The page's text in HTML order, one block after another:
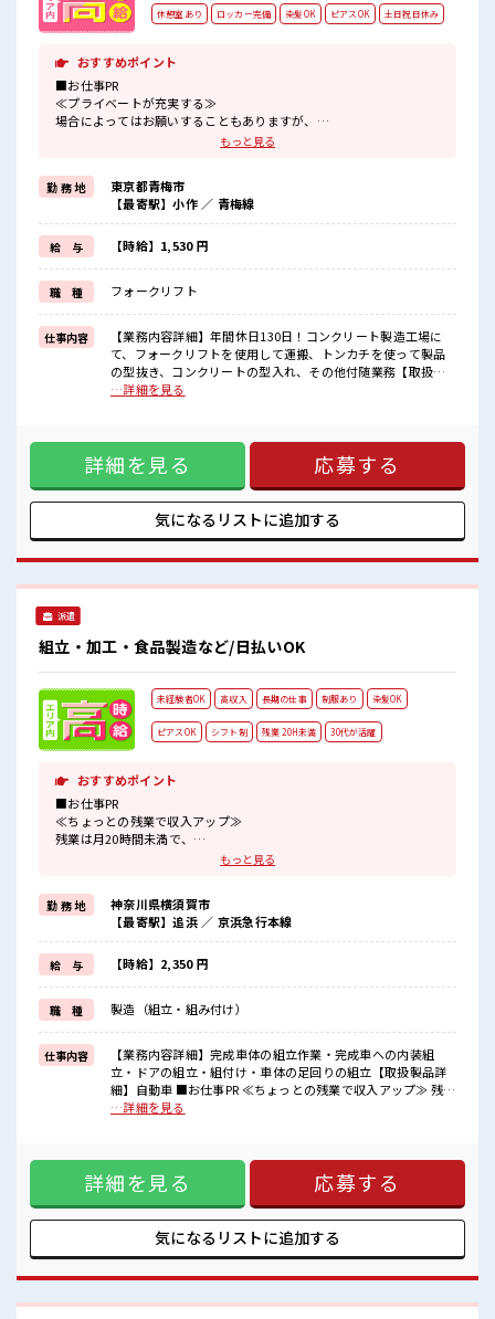
休憩室あり ロッカー完備 染髪OK ピアスOK 土日祝日休み
おすすめポイント
■お仕事PR
≪プライベートが充実する≫
場合によってはお願いすることもありますが、
家族や友人と一緒にプライベート満喫！
≪モチベーションもUP≫
派手過ぎなければ髪型や髪色自由♪
(規定有)制服があると毎日の服選びに悩まずOK♪
≪未経験でも活躍できる≫
新しいことにチャレンジするのは不安だけど、
しっかり働く環境が整っています！
イチからスキルUP・ステップUP目指していきましょう！
≪収入アップを目指せる≫
高時給だらけの派遣のお仕事です！
■職場の雰囲気
髪型・髪色自由♪
休憩室で楽しくランチ♪
時間があれば昼寝もしちゃおう！
高収入もバッチリ目指せますよ！
もっと見る
勤 務 地
東京都青梅市
【最寄駅】小作 ／ 青梅線
給 与 【時給】1,530 円
職 種 フォークリフト
仕事内容
【業務内容詳細】年間休日130日！コンクリート製造工場に
て、フォークリフトを使用して運搬、トンカチを使って製品
の型抜き、コンクリートの型入れ、その他付随業務【取扱製
品情報】コンクリート製品 ■お仕事PR ≪プライベートが充実
ライベート満喫！ ≪モチベーションもUP≫ 派手過ぎなければ
髪型や髪色自由♪ (規定有)制服があると毎日の服選びに悩ま
ずOK♪ ≪未経験でも活躍できる≫ 新しいことにチャレンジ
するのは不安だけど、 しっかり働く環境が整っています！ イ
チからスキルUP・ステップUP目指していきましょう！ ≪収
入アップを目指せる≫ 高時給だらけの派遣のお仕事です！ ■
ら、 モチベーションもUP！ 休憩室で楽しくランチ♪ 時間が
あれば昼寝もしちゃおう！ 高収入もバッチリ目指せますよ！
…詳細を見る
詳細を見る 応募する
気になるリストに追加する
派遣
組立・加工・食品製造など/日払いOK
未経験者OK 高収入 長期の仕事 制服あり 染髪OK
ピアスOK シフト制 残業 20H未満 30代が活躍
おすすめポイント
■お仕事PR
≪ちょっとの残業で収入アップ≫
残業は月20時間未満で、
基本的に髪色自由で明るすぎたり奇抜でなければOKです！
(規定有)制服があると毎日の服選びに悩まずOK♪
≪初めての仕事だけど自分にもできそう≫
新しいことにチャレンジするのは不安だけど、
しっかり働く環境が整っています！
イチからスキルUP・ステップUP目指していきましょう！
≪収入アップを目指せる≫
高時給だらけの派遣のお仕事です！
■職場の雰囲気
髪型にこだわりのあるアナタは必見！
髪型自由な職場！
残業も1日1H程度あるので給料の上乗せも期待できそう！
もっと見る
勤 務 地
神奈川県横須賀市
【最寄駅】追浜 ／ 京浜急行本線
給 与 【時給】2,350 円
職 種 製造（組立・組み付け）
仕事内容
【業務内容詳細】完成車体の組立作業・完成車への内装組
立・ドアの組立・組付け・車体の足回りの組立【取扱製品詳
細】自動車 ■お仕事PR ≪ちょっとの残業で収入アップ≫ 残業
は月20時間未満で、 ほどよく稼げます♪ ≪髪型自由≫ 基本的
ど自分にもできそう≫ 新しいことにチャレンジするのは不安
だけど、 しっかり働く環境が整っています！ イチからスキル
UP・ステップUP目指していきましょう！ ≪収入アップを目
指せる≫ 高時給だらけの派遣のお仕事です！ ■職場の雰囲気
髪型にこだわりのあるアナタは必見！ 髪型自由な職場！ 残業
も1日1H程度あるので給料の上乗せも期待できそう！ 高収入
…詳細を見る
詳細を見る 応募する
気になるリストに追加する